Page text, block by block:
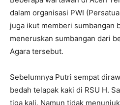
dalam organisasi PWI
juga ikut memberi sumbangan
meneruskan sumbangan dari
Agara tersebut.
Sebelumnya Putri sempat
bedah telapak kaki di RSU H.
tiga kali. Namun tidak